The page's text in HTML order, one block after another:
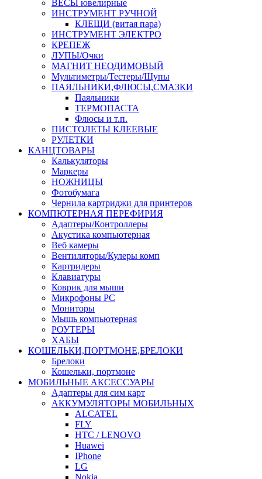
ВЕСЫ ювелирные
ИНСТРУМЕНТ РУЧНОЙ
КЛЕЩИ (витая пара)
ИНСТРУМЕНТ ЭЛЕКТРО
КРЕПЕЖ
ЛУПЫ/Очки
МАГНИТ НЕОДИМОВЫЙ
Мультиметры/Тестеры/Щупы
ПАЯЛЬНИКИ,ФЛЮСЫ,СМАЗКИ
Паяльники
ТЕРМОПАСТА
Флюсы и т.п.
ПИСТОЛЕТЫ КЛЕЕВЫЕ
РУЛЕТКИ
КАНЦТОВАРЫ
Калькуляторы
Маркеры
НОЖНИЦЫ
Фотобумага
Чернила картриджи для принтеров
КОМПЮТЕРНАЯ ПЕРЕФИРИЯ
Адаптеры/Контроллеры
Акустика компьютерная
Веб камеры
Вентиляторы/Кулеры комп
Картридеры
Клавиатуры
Коврик для мыши
Микрофоны PC
Мониторы
Мышь компьютерная
РОУТЕРЫ
ХАБЫ
КОШЕЛЬКИ,ПОРТМОНЕ,БРЕЛОКИ
Брелоки
Кошельки, портмоне
МОБИЛЬНЫЕ АКСЕССУАРЫ
Адаптеры для сим карт
АККУМУЛЯТОРЫ МОБИЛЬНЫХ
ALCATEL
FLY
HTC / LENOVO
Huawei
IPhone
LG
Nokia